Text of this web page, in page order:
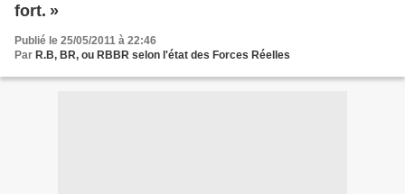
fort. »
Publié le 25/05/2011 à 22:46
Par R.B, BR, ou RBBR selon l'état des Forces Réelles